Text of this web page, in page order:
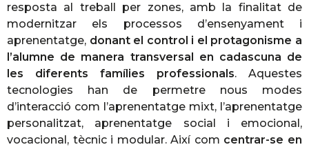
resposta al treball per zones, amb la finalitat de
modernitzar els processos d’ensenyament i
aprenentatge, donant el control i el protagonisme a
l’alumne de manera transversal en cadascuna de
les diferents famílies professionals. Aquestes
tecnologies han de permetre nous modes
d’interacció com l’aprenentatge mixt, l’aprenentatge
personalitzat, aprenentatge social i emocional,
vocacional, tècnic i modular. Així com centrar-se en